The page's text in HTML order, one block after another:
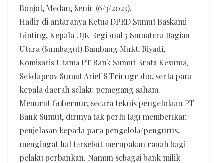
Bonjol, Medan, Senin (6/3/2023).
Hadir di antaranya Ketua DPRD Sumut Baskami
Ginting, Kepala OJK Regional 5 Sumatera Bagian
Utara (Sumbagut) Bambang Mukti Riyadi,
Komisaris Utama PT Bank Sumut Brata Kesuma,
Sekdaprov Sumut Arief S Trinugroho, serta para
kepala daerah selaku pemegang saham.
Menurut Gubernur, secara teknis pengelolaan PT
Bank Sumut, dirinya tak perlu lagi memberikan
penjelasan kepada para pengelola/pengurus,
mengingat hal tersebut merupakan ranah bagi
pelaku perbankan. Namun sebagai bank milik